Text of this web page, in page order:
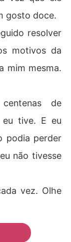
gosto doce.
resolver
motivos da
mim mesma.
de
tive. E eu
podia perder
não tivesse
vez. Olhe